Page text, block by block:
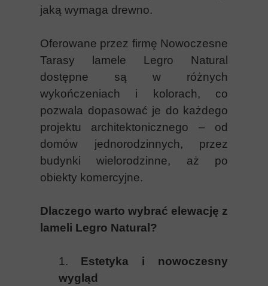
jaką wymaga drewno.
Oferowane przez firmę Nowoczesne
Tarasy lamele Legro Natural
dostępne są w różnych
wykończeniach i kolorach, co
pozwala dopasować je do każdego
projektu architektonicznego – od
domów jednorodzinnych, przez
budynki wielorodzinne, aż po
obiekty komercyjne.
Dlaczego warto wybrać elewację z
lameli Legro Natural?
1.
Estetyka i nowoczesny
wygląd